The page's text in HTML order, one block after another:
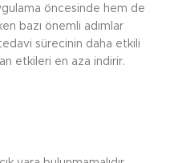
öncesinde hem de
bazı önemli adımlar
sürecinin daha etkili
etkileri en aza indirir.